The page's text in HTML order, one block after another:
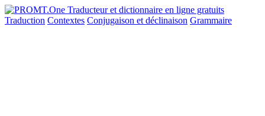
Traduction Contextes Conjugaison et déclinaison Grammaire